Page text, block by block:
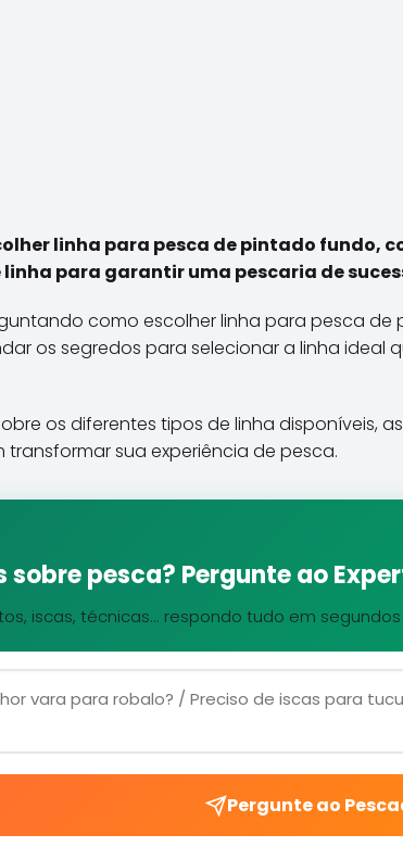
linha para pesca de pintado fundo,
para garantir uma pescaria de
como escolher linha para pesca
os segredos para selecionar a linha ideal
os diferentes tipos de linha disponíveis,
sua experiência de pesca.
sobre pesca? Pergunte ao
iscas, técnicas... respondo tudo em segundos
Pergunte ao